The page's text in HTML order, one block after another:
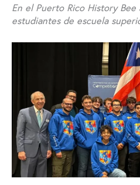
En el Puerto Rico History
estudiantes de escuela